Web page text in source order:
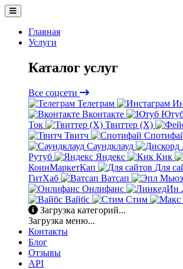
Главная
Услуги
Каталог услуг
Все соцсети
Телеграм
Вконтакте
Ток
Твиттер (X)
Твитч
Саундклауд
Рутуб
Яндекс
Кик
КоинМаркетКап
Для
ГитХаб
Ватсап
Онлифанс
Вайбс
Стим
Загрузка категорий...
Загрузка меню...
Контакты
Блог
Отзывы
API